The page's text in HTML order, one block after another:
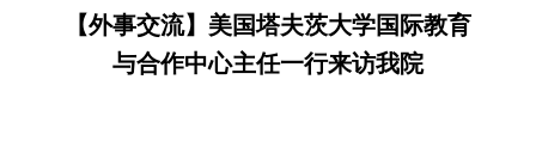
【外事交流】美国塔夫茨大学国际教育
与合作中心主任一行来访我院